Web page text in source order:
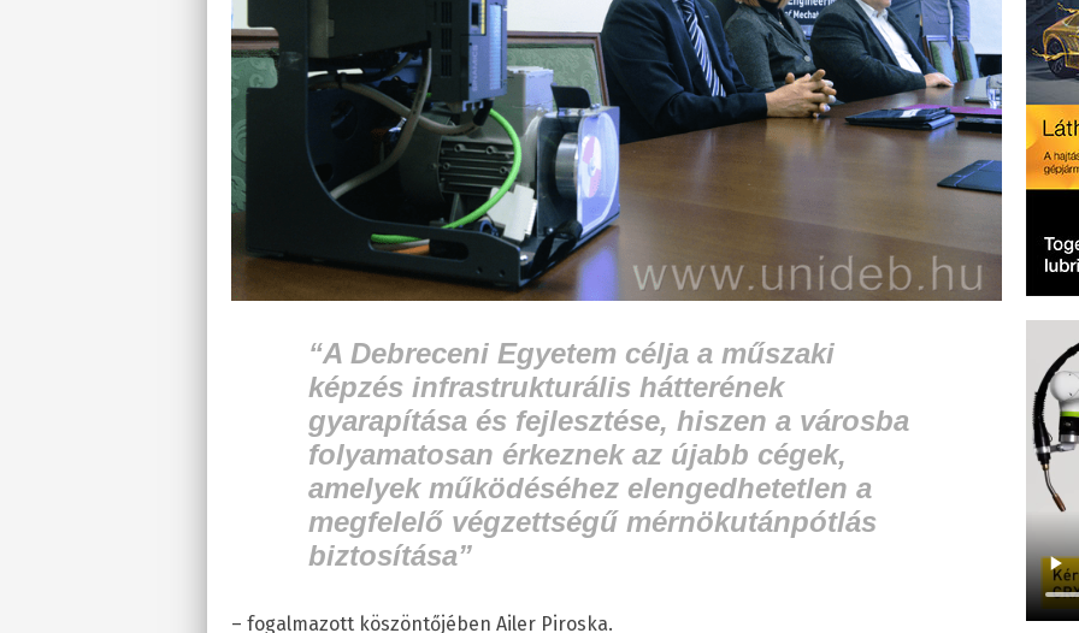
“A Debreceni Egyetem célja a műszaki
képzés infrastrukturális hátterének
gyarapítása és fejlesztése, hiszen a városba
folyamatosan érkeznek az újabb cégek,
amelyek működéséhez elengedhetetlen a
megfelelő végzettségű mérnökutánpótlás
biztosítása”
– fogalmazott köszöntőjében Ailer Piroska.